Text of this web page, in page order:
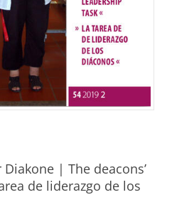
| The deacons’
de liderazgo de los